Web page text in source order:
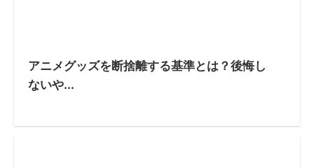
アニメグッズを断捨離する基準とは？後悔し
ないや...